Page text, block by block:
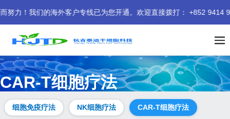
力！我们的海外客户专线已为您开通。欢迎直接拨打： +852 9414
CAR-T细胞疗法
专注CAR-T细胞疗法前沿动态，涵盖血液肿瘤（白血病、淋巴
瘤、多发性骨髓瘤）及实体瘤研究进展。持续更新临床试验数
细胞免疫疗法 NK细胞疗法 CAR-T细胞疗法